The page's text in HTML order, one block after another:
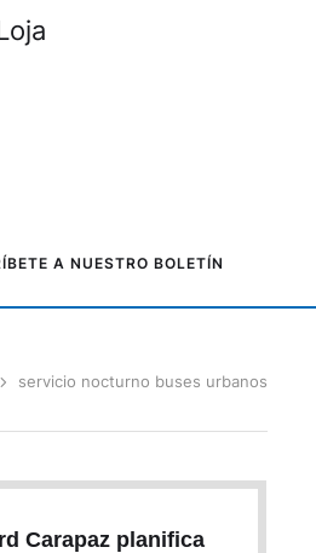
A NUESTRO BOLETÍN
servicio nocturno buses urbanos
Carapaz planifica